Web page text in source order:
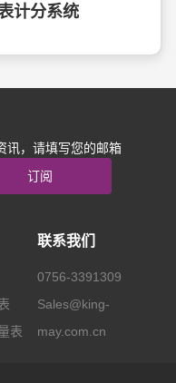
计分系统
讯，请填写您的邮箱
订阅
表
联系我们
0756-3391309
Sales@king-
may.com.cn